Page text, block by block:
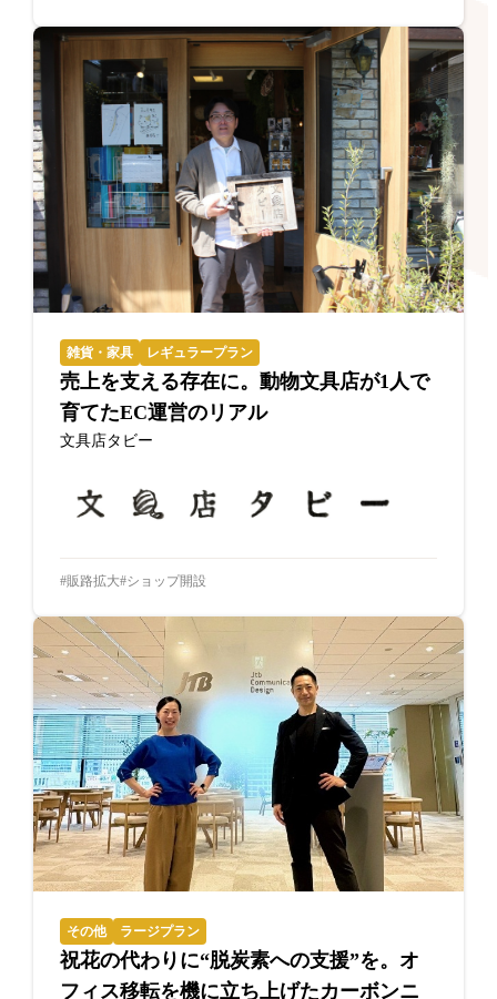
雑貨・家具 レギュラープラン
売上を支える存在に。動物文具店が1人で
育てたEC運営のリアル
文具店タビー
販路拡大 ショップ開設
その他 ラージプラン
祝花の代わりに“脱炭素への支援”を。オ
フィス移転を機に立ち上げたカーボンニ